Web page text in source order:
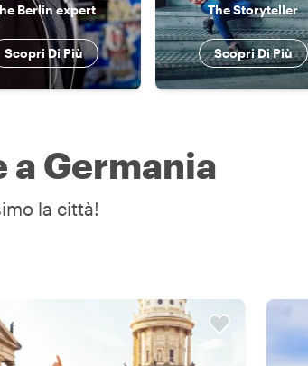
Berlin expert
Scopri Di Più
The Storyteller
Scopri Di Più
Germania
la città!